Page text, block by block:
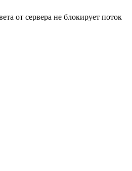
от сервера не блокирует поток